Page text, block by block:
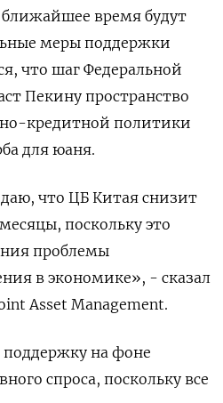
время будут
меры поддержки
что шаг Федеральной
Пекину пространство
кредитной политики
для юаня.
что ЦБ Китая снизит
поскольку это
проблемы
в экономике», - сказал
Asset Management.
на фоне
спроса, поскольку все